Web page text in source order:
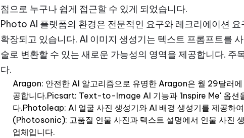
점으로 누구나 쉽게 접근할 수 있게 되었습니다.
Photo AI 플랫폼의 환경은 전문적인 요구와 레크리에이션
확장되고 있습니다. AI 이미지 생성기는 텍스트 프롬프트를
술로 변환할 수 있는 새로운 가능성의 영역을 제공합니다. 주
다.
Aragon: 안전한 AI 알고리즘으로 유명한 Aragon은 월 29달러
공합니다.Picsart: Text-to-Image AI 기능과 'Inspire Me' 옵션
다.Photoleap: AI 얼굴 사진 생성기와 AI 배경 생성기를 제공하
(Photosonic): 고품질 인물 사진과 텍스트 설명에서 인물 사진
업체입니다.